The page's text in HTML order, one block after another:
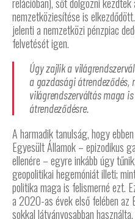
nemzetköziesítése is
jelenti a nemzetközi pénzpiac
felvetését igen.
Úgy zajlik a
a gazdasági átrendeződés,
világrendszerváltás maga
átrendeződésre.
A harmadik tanulság, hogy
Egyesült Államok – epizodikus
ellenére – egyre inkább úgy
geopolitikai hegemóniát illeti;
politika maga is felismerné ezt.
a 2020-as évek első felében az
sokkal látványosabban